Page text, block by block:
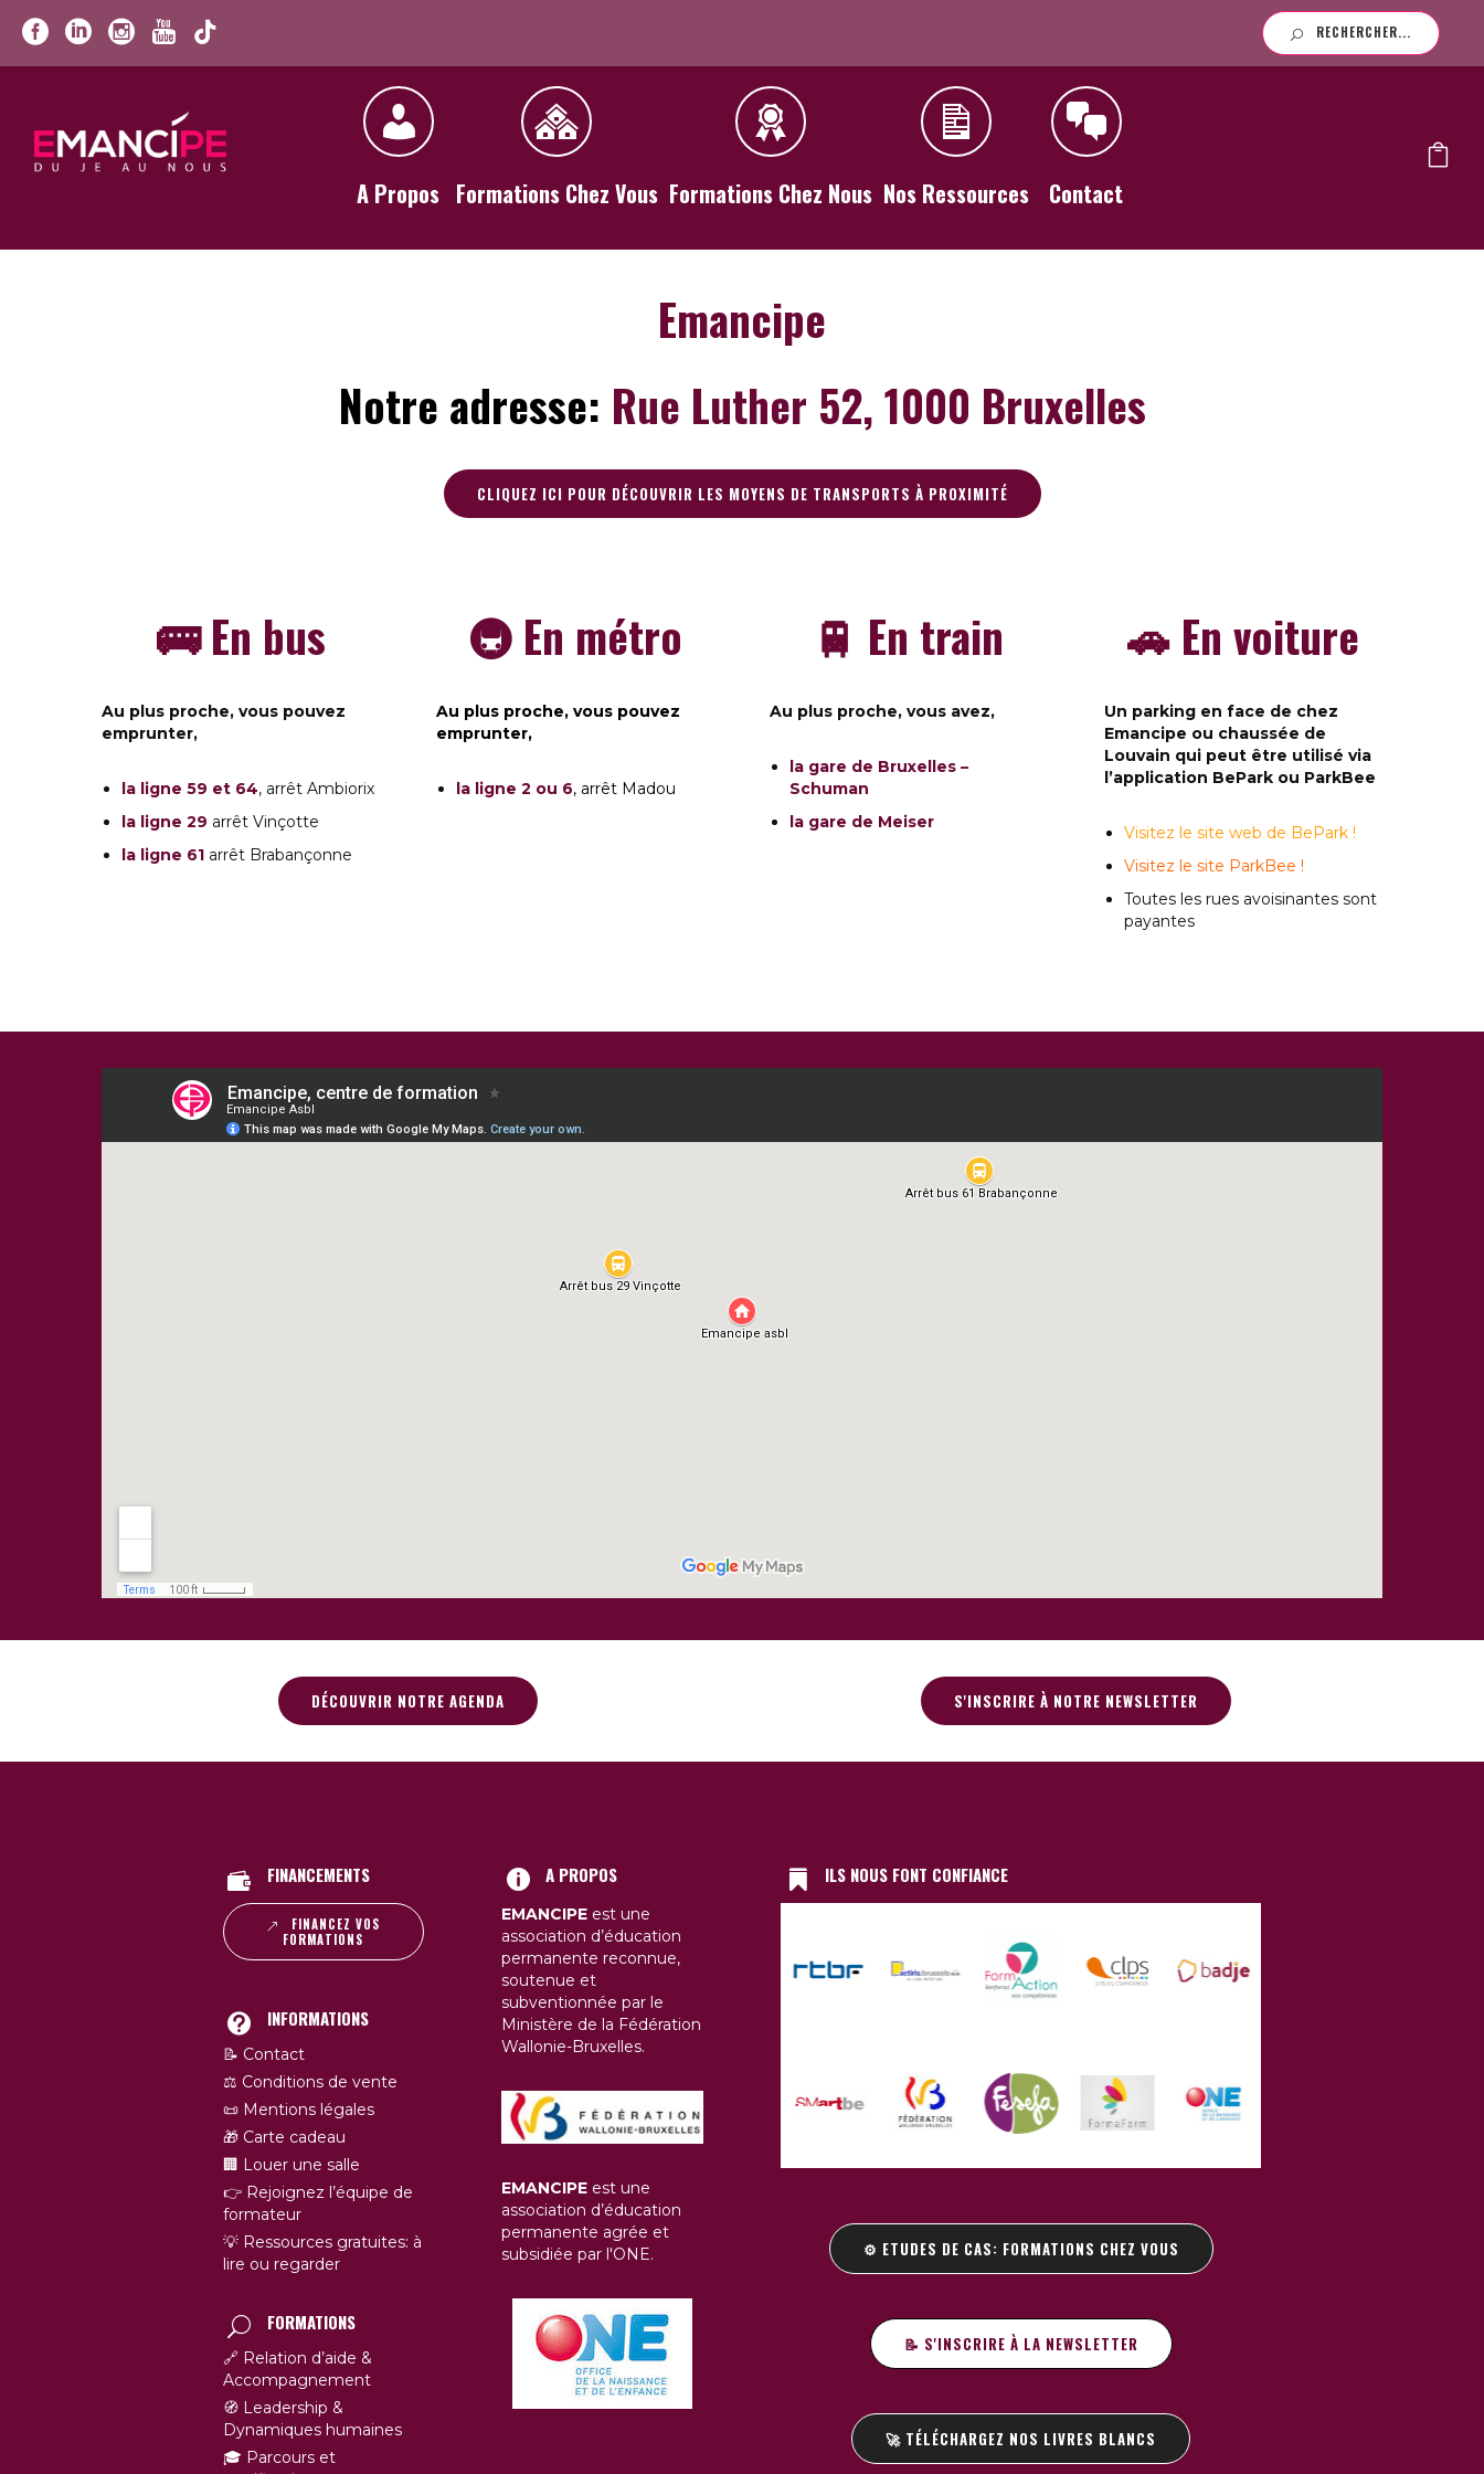
RECHERCHER...
A Propos Formations Chez Vous Formations Chez Nous Nos Ressources Contact
Emancipe
Notre adresse: Rue Luther 52, 1000 Bruxelles
CLIQUEZ ICI POUR DÉCOUVRIR LES MOYENS DE TRANSPORTS À PROXIMITÉ
🚌 En bus
Au plus proche, vous pouvez
emprunter,
la ligne 59 et 64, arrêt Ambiorix
la ligne 29 arrêt Vinçotte
la ligne 61 arrêt Brabançonne
🚇 En métro
Au plus proche, vous pouvez
emprunter,
la ligne 2 ou 6, arrêt Madou
🚆 En train
Au plus proche, vous avez,
la gare de Bruxelles –
Schuman
la gare de Meiser
🚗 En voiture
Un parking en face de chez
Emancipe ou chaussée de
Louvain qui peut être utilisé via
l’application BePark ou ParkBee
Visitez le site web de BePark !
Visitez le site ParkBee !
Toutes les rues avoisinantes sont
payantes
DÉCOUVRIR NOTRE AGENDA S'INSCRIRE À NOTRE NEWSLETTER
FINANCEMENTS
FINANCEZ VOS
FORMATIONS
INFORMATIONS
📝 Contact
⚖️ Conditions de vente
📜 Mentions légales
🎁 Carte cadeau
🏢 Louer une salle
👉 Rejoignez l’équipe de
formateur
💡 Ressources gratuites: à
lire ou regarder
FORMATIONS
🔗 Relation d’aide &
Accompagnement
🧭 Leadership &
Dynamiques humaines
🎓 Parcours et
A PROPOS
EMANCIPE est une
association d’éducation
permanente reconnue,
soutenue et
subventionnée par le
Ministère de la Fédération
Wallonie-Bruxelles.
EMANCIPE est une
association d’éducation
permanente agrée et
subsidiée par l'ONE.
ILS NOUS FONT CONFIANCE
⚙️ ETUDES DE CAS: FORMATIONS CHEZ VOUS
📝 S'INSCRIRE À LA NEWSLETTER
🚀 TÉLÉCHARGEZ NOS LIVRES BLANCS